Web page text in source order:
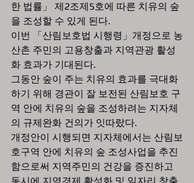
한 법률」 제2조제5호에 따른 치유의 숲
을 조성할 수 있게 된다.
이번 「산림보호법 시행령」개정으로 농
산촌 주민의 고용창출과 지역관광 활성
화 효과가 기대된다.
그동안 숲이 주는 치유의 효과를 극대화
하기 위해 경관이 잘 보전된 산림보호 구
역 안에 치유의 숲을 조성하려는 지자체
의 규제완화 건의가 잇따랐다.
개정안이 시행되면 지자체에서는 산림보
호구역 안에 치유의 숲 조성사업을 추진
함으로써 지역주민의 건강을 증진하고